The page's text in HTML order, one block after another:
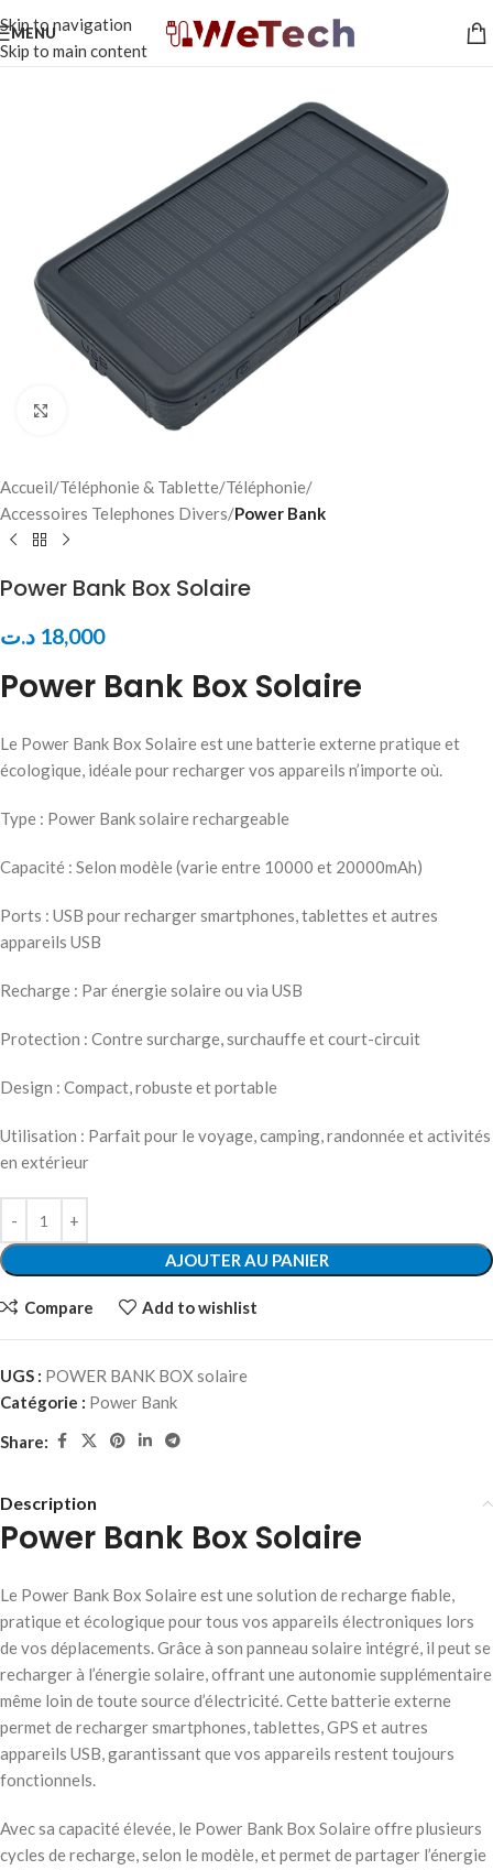
Skip to navigation
Skip to main content
MENU
Click to enlarge
Accueil Téléphonie & Tablette Téléphonie
Accessoires Telephones Divers Power Bank
Power Bank Box Solaire
18,000 د.ت
Power Bank Box Solaire
Le Power Bank Box Solaire est une batterie externe pratique et
écologique, idéale pour recharger vos appareils n’importe où.
Type : Power Bank solaire rechargeable
Capacité : Selon modèle (varie entre 10000 et 20000mAh)
Ports : USB pour recharger smartphones, tablettes et autres
appareils USB
Recharge : Par énergie solaire ou via USB
Protection : Contre surcharge, surchauffe et court-circuit
Design : Compact, robuste et portable
Utilisation : Parfait pour le voyage, camping, randonnée et activités
en extérieur
AJOUTER AU PANIER
Compare Add to wishlist
UGS : POWER BANK BOX solaire
Catégorie : Power Bank
Share:
Description
Power Bank Box Solaire
Le Power Bank Box Solaire est une solution de recharge fiable,
pratique et écologique pour tous vos appareils électroniques lors
de vos déplacements. Grâce à son panneau solaire intégré, il peut se
recharger à l’énergie solaire, offrant une autonomie supplémentaire
même loin de toute source d’électricité. Cette batterie externe
permet de recharger smartphones, tablettes, GPS et autres
appareils USB, garantissant que vos appareils restent toujours
fonctionnels.
Avec sa capacité élevée, le Power Bank Box Solaire offre plusieurs
cycles de recharge, selon le modèle, et permet de partager l’énergie